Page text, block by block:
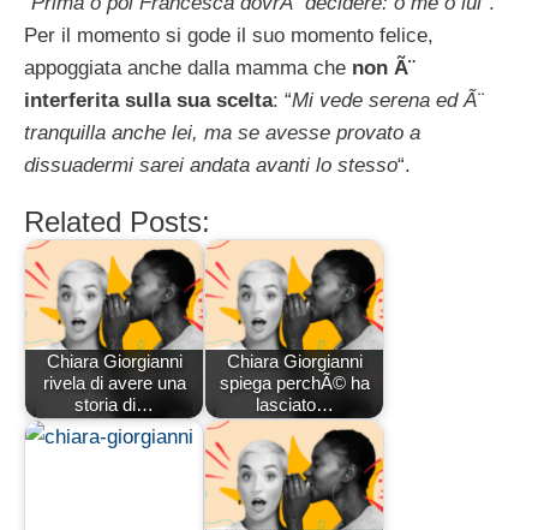
Per il momento si gode il suo momento felice,
appoggiata anche dalla mamma che non Ã¨
interferita sulla sua scelta: “Mi vede serena ed Ã¨
tranquilla anche lei, ma se avesse provato a
dissuadermi sarei andata avanti lo stesso“.
Related Posts:
Chiara Giorgianni
rivela di avere una
storia di…
Chiara Giorgianni
spiega perchÃ© ha
lasciato…